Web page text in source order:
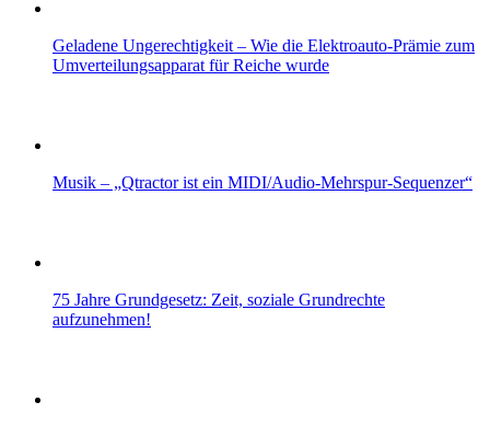
Geladene Ungerechtigkeit – Wie die Elektroauto-Prämie zum
Umverteilungsapparat für Reiche wurde
Musik – „Qtractor ist ein MIDI/Audio-Mehrspur-Sequenzer“
75 Jahre Grundgesetz: Zeit, soziale Grundrechte
aufzunehmen!